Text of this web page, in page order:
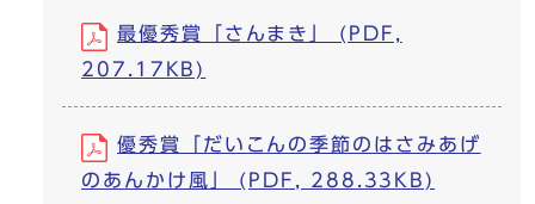
最優秀賞「さんまき」 (PDF,
207.17KB)
優秀賞「だいこんの季節のはさみあげ
のあんかけ風」 (PDF, 288.33KB)